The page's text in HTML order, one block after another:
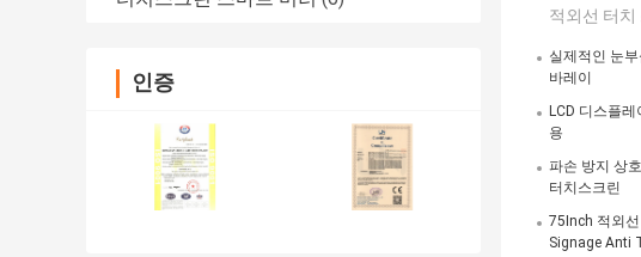
인증
적외선 터치
실제적인 눈
바레이
LCD 디스플
용
파손 방지 상
터치스크린
75Inch 적외
Signage Anti